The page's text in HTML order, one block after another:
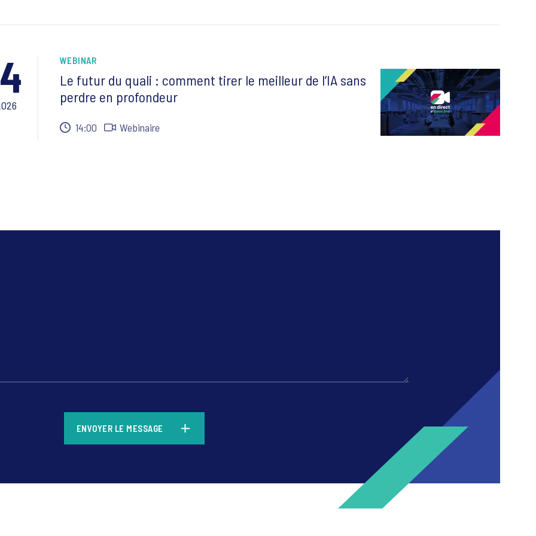
WEBINAR
Le futur du quali : comment tirer le meilleur de l’IA sans
perdre en profondeur
14:00 Webinaire
ENVOYER LE MESSAGE